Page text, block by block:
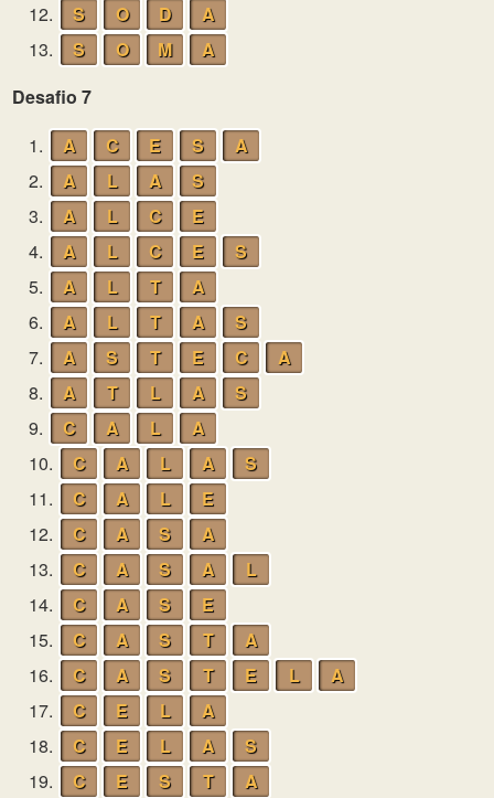
12.
S O D
A
13.
S O M
A
Desafio 7
1.
A C E S
A
2.
A L A
S
3.
A L C
E
4.
A L C E
S
5.
A L T
A
6.
A L T A
S
7.
A S T E C
A
8.
A T L A
S
9.
C A L
A
10.
C A L A
S
11.
C A L
E
12.
C A S
A
13.
C A S A
L
14.
C A S
E
15.
C A S T
A
16.
C A S T E L
A
17.
C E L
A
18.
C E L A
S
19.
C E S T
A